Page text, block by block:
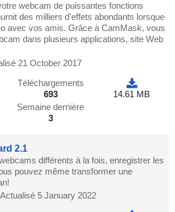
webcam de puissantes fonctions
des milliers d'effets abondants lorsque
avec vos amis. Grâce à CamMask, vous
dans plusieurs applications, site Web
21 October 2017
Téléchargements
693
Semaine dernière
3
14.61 MB
2.1
différents à la fois, enregistrer les
pouvez même transformer une
Actualisé 5 January 2022